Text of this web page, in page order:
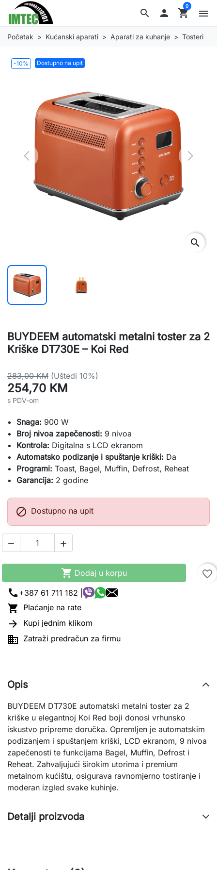
search  shopping_cart
0
menu
Početak Kućanski aparati Aparati za kuhanje Tosteri
-10% Dostupno na upit
Previous Next
search
BUYDEEM automatski metalni toster za 2
Kriške DT730E – Koi Red
283,00 KM (Uštedi 10%)
254,70 KM
s PDV-om
Snaga: 900 W
Broj nivoa zapečenosti: 9 nivoa
Kontrola: Digitalna s LCD ekranom
Automatsko podizanje i spuštanje kriški: Da
Programi: Toast, Bagel, Muffin, Defrost, Reheat
Garancija: 2 godine
 Dostupno na upit
 
 Dodaj u korpu
favorite_border
call +387 61 711 182 |
 Plaćanje na rate
 Kupi jednim klikom
 Zatraži predračun za firmu
Opis
BUYDEEM DT730E automatski metalni toster za 2
kriške u elegantnoj Koi Red boji donosi vrhunsko
iskustvo pripreme doručka. Opremljen je automatskim
podizanjem i spuštanjem kriški, LCD ekranom, 9 nivoa
zapečenosti te funkcijama Bagel, Muffin, Defrost i
Reheat. Zahvaljujući širokim utorima i premium
metalnom kućištu, osigurava ravnomjerno tostiranje i
moderan izgled svake kuhinje.
Detalji proizvoda